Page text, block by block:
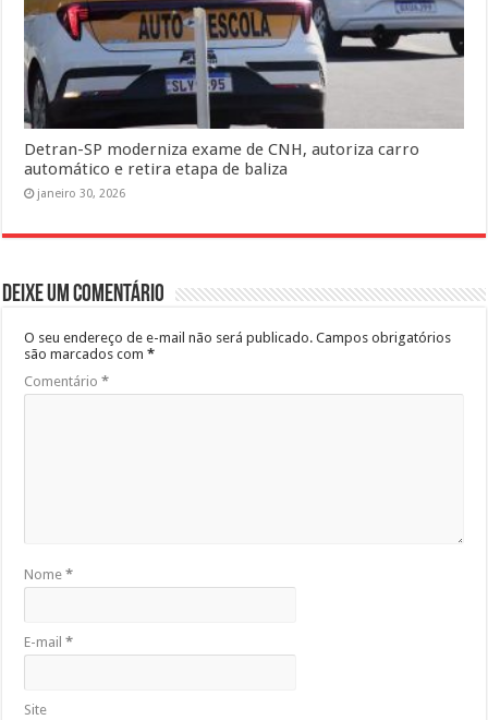
Detran-SP moderniza exame de CNH, autoriza carro
automático e retira etapa de baliza
janeiro 30, 2026
Deixe um comentário
O seu endereço de e-mail não será publicado. Campos obrigatórios
são marcados com*
Comentário*
Nome*
E-mail*
Site